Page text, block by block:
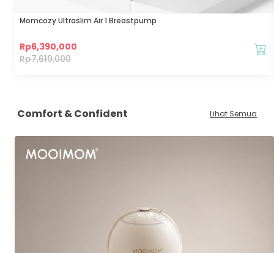
Momcozy Ultraslim Air 1 Breastpump
Rp6,390,000
Rp7,619,000
Comfort & Confident Lihat Semua